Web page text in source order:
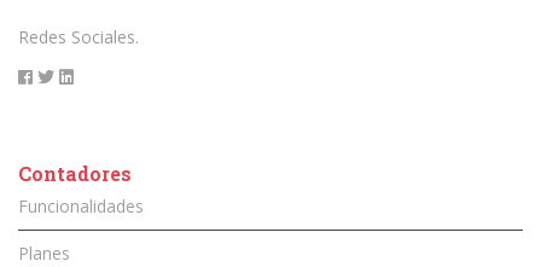
Redes Sociales.
Contadores
Funcionalidades
Planes